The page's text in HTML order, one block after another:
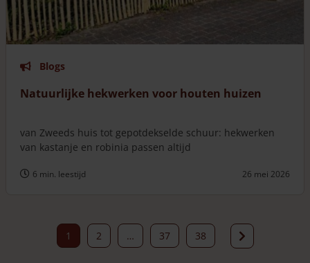
Blogs
Natuurlijke hekwerken voor houten huizen
van Zweeds huis tot gepotdekselde schuur: hekwerken
van kastanje en robinia passen altijd
6 min. leestijd 26 mei 2026
1 2 … 37 38